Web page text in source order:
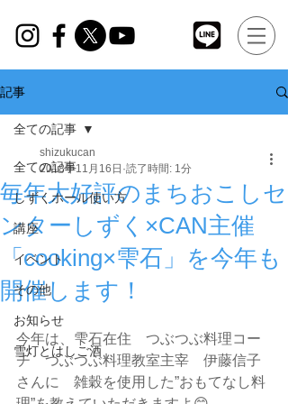
記事
全ての記事
しずくホール使い方
講座
イベント
その他
お知らせ
雪灯とはしご酒
全ての記事
毎年大好評のまちおこしセ
ンターしずく×CAN主催
「cooking×雫石」を今年も
開催します！
shizukucan
2018年11月16日 読了時間: 1分
今年は、雫石在住　つぶつぶ料理コー
チ　つぶつぶ料理教室主宰　伊藤信子
さんに　雑穀を使用した”おもてなし料